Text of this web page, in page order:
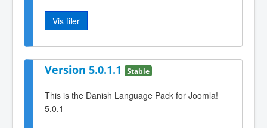
Vis filer
Version 5.0.1.1 Stable
This is the Danish Language Pack for Joomla!
5.0.1